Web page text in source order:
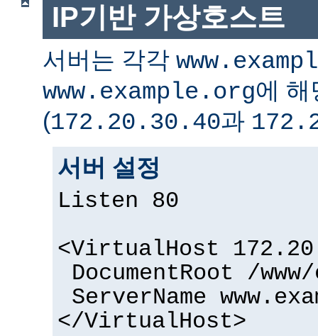
IP기반 가상호스트
서버는 각각
www.example.org에 해
(172.20.30.40과
서버 설정
Listen 80
<VirtualHost
DocumentRoot /
ServerName
</VirtualHost>